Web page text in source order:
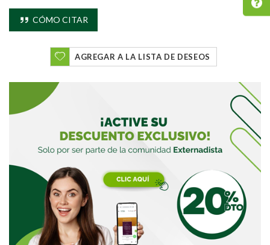
CÓMO CITAR
AGREGAR A LA LISTA DE DESEOS